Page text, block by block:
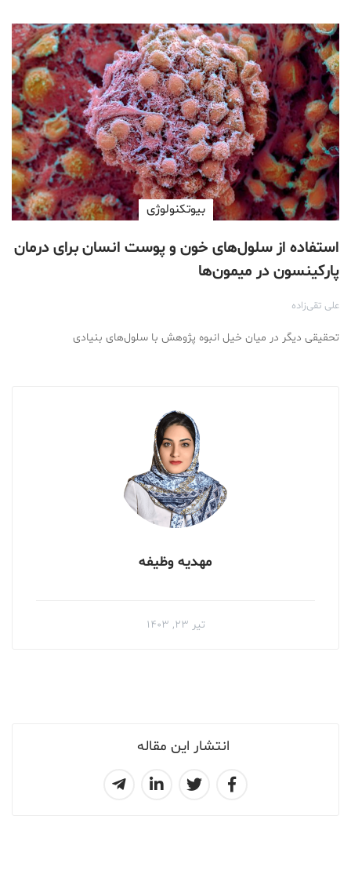
انتشار این مقاله
بیوتکنولوژی
استفاده از سلول‌های خون و پوست انسان برای درمان
پارکینسون در میمون‌ها
علی تقی‌زاده
تحقیقی دیگر در میان خیل انبوه پژوهش‌ با سلول‌های بنیادی
مهدیه وظیفه
تیر ۲۳, ۱۴۰۳